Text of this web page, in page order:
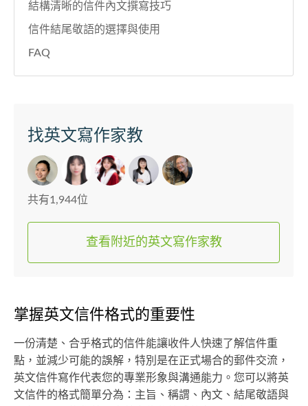
結構清晰的信件內文撰寫技巧
信件結尾敬語的選擇與使用
FAQ
找英文寫作家教
共有1,944位
查看附近的英文寫作家教
掌握英文信件格式的重要性
一份清楚、合乎格式的信件能讓收件人快速了解信件重
點，並減少可能的誤解，特別是在正式場合的郵件交流，
英文信件寫作代表您的專業形象與溝通能力。您可以將英
文信件的格式簡單分為：主旨、稱謂、內文、結尾敬語與